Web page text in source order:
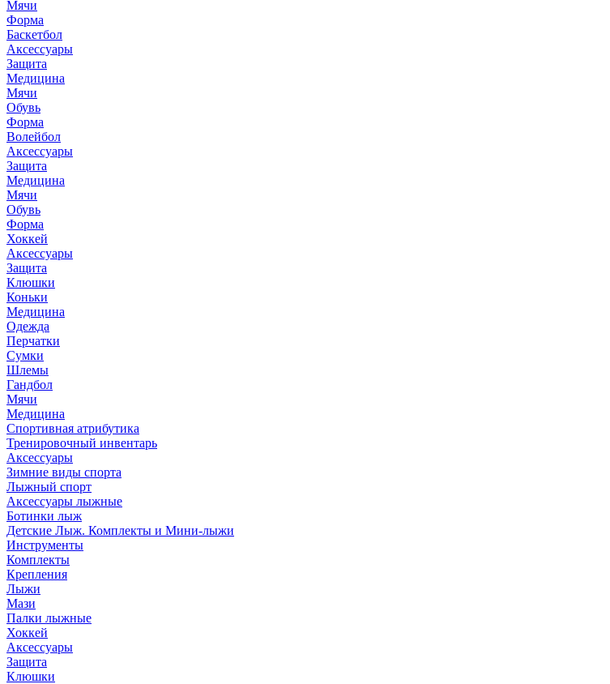
Мячи
Форма
Баскетбол
Аксессуары
Защита
Медицина
Мячи
Обувь
Форма
Волейбол
Аксессуары
Защита
Медицина
Мячи
Обувь
Форма
Хоккей
Аксессуары
Защита
Клюшки
Коньки
Медицина
Одежда
Перчатки
Сумки
Шлемы
Гандбол
Мячи
Медицина
Спортивная атрибутика
Тренировочный инвентарь
Аксессуары
Зимние виды спорта
Лыжный спорт
Аксессуары лыжные
Ботинки лыж
Детские Лыж. Комплекты и Мини-лыжи
Инструменты
Комплекты
Крепления
Лыжи
Мази
Палки лыжные
Хоккей
Аксессуары
Защита
Клюшки